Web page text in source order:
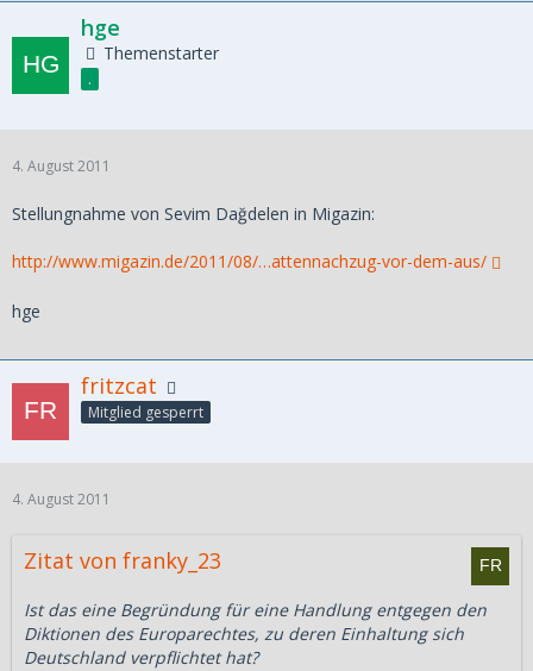
hge
Themenstarter
.
4. August 2011
Stellungnahme von Sevim Dağdelen in Migazin:
http://www.migazin.de/2011/08/…attennachzug-vor-dem-aus/
hge
fritzcat
Mitglied gesperrt
4. August 2011
Zitat von franky_23
Ist das eine Begründung für eine Handlung entgegen den
Diktionen des Europarechtes, zu deren Einhaltung sich
Deutschland verpflichtet hat?